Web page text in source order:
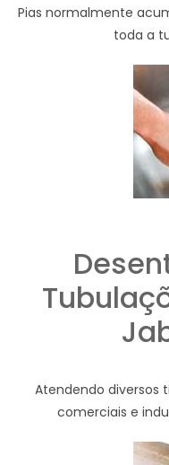
Pias normalmente
toda a
Atendendo diversos
comerciais e